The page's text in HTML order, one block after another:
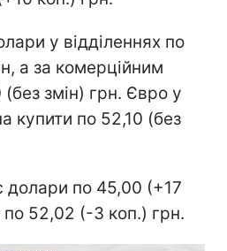
у відділеннях по
а за комерційним
змін) грн. Євро у
купити по 52,10 (без
долари по 45,00 (+17
по 52,02 (-3 коп.) грн.